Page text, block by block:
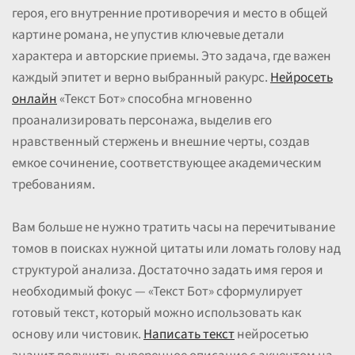
героя, его внутренние противоречия и место в общей
картине романа, не упустив ключевые детали
характера и авторские приемы. Это задача, где важен
каждый эпитет и верно выбранный ракурс.Нейросеть
онлайн«Текст Бот» способна мгновенно
проанализировать персонажа, выделив его
нравственный стержень и внешние черты, создав
емкое сочинение, соответствующее академическим
требованиям.
Вам больше не нужно тратить часы на перечитывание
томов в поисках нужной цитаты или ломать голову над
структурой анализа. Достаточно задать имя героя и
необходимый фокус — «Текст Бот» сформулирует
готовый текст, который можно использовать как
основу или чистовик.Написать текстнейросетью